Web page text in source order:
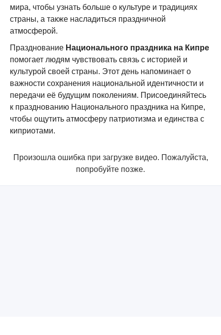
мира, чтобы узнать больше о культуре и традициях
страны, а также насладиться праздничной
атмосферой.
Празднование Национального праздника на Кипре
помогает людям чувствовать связь с историей и
культурой своей страны. Этот день напоминает о
важности сохранения национальной идентичности и
передачи её будущим поколениям. Присоединяйтесь
к празднованию Национального праздника на Кипре,
чтобы ощутить атмосферу патриотизма и единства с
киприотами.
Произошла ошибка при загрузке видео. Пожалуйста,
попробуйте позже.